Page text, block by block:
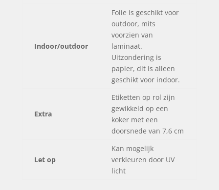
Indoor/outdoor
Folie is geschikt voor
outdoor, mits
voorzien van
laminaat.
Uitzondering is
papier, dit is alleen
geschikt voor indoor.
Extra
Etiketten op rol zijn
gewikkeld op een
koker met een
doorsnede van 7,6 cm
Let op
Kan mogelijk
verkleuren door UV
licht